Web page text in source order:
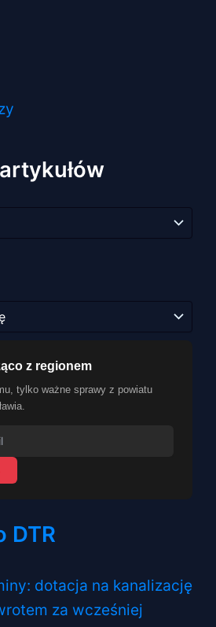
z regionem
tylko ważne sprawy z powiatu
DTR
dotacja na kanalizację
za wcześniej